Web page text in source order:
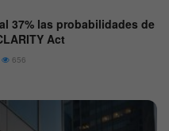
37% las probabilidades de
Act
656